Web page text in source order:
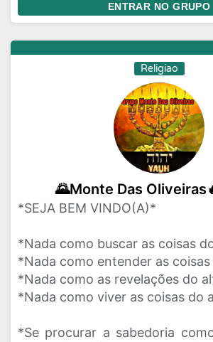
ENTRAR NO GRUPO
Religiao
🌄Monte Das
*SEJA BEM VINDO(A)*
*Nada como buscar as coisas
*Nada como entender as
*Nada como as revelações do
*Nada como viver as coisas do
*Se procurar a sabedoria